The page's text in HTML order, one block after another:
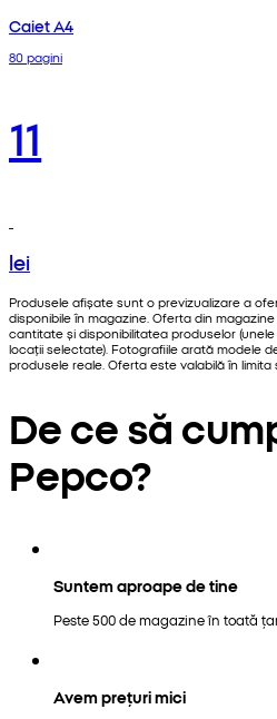
Caiet A4
80 pagini
11
lei
Produsele afișate sunt o previzualizare a
disponibile în magazine. Oferta din
cantitate și disponibilitatea produselor
locații selectate). Fotografiile arată modele
produsele reale. Oferta este valabilă în limita
De ce să
Pepco?
Suntem aproape de tine
Peste 500 de magazine în toată
Avem prețuri mici